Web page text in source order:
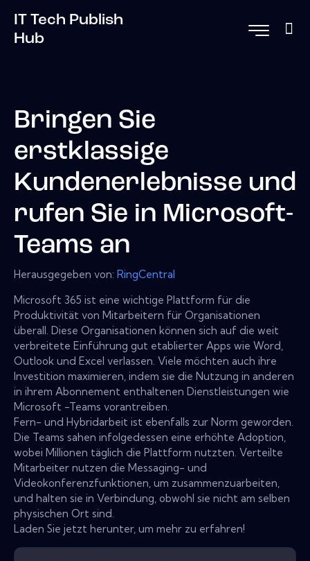
IT Tech Publish
Hub
Bringen Sie
erstklassige
Kundenerlebnisse und
rufen Sie in Microsoft-
Teams an
Herausgegeben von: RingCentral
Microsoft 365 ist eine wichtige Plattform für die
Produktivität von Mitarbeitern für Organisationen
überall. Diese Organisationen können sich auf die weit
verbreitete Einführung gut etablierter Apps wie Word,
Outlook und Excel verlassen. Viele möchten auch ihre
Investition maximieren, indem sie die Nutzung in anderen
in ihrem Abonnement enthaltenen Dienstleistungen wie
Microsoft -Teams vorantreiben.
Fern- und Hybridarbeit ist ebenfalls zur Norm geworden.
Die Teams sahen infolgedessen eine erhöhte Adoption,
wobei Millionen täglich die Plattform nutzten. Verteilte
Mitarbeiter nutzen die Messaging- und
Videokonferenzfunktionen, um zusammenzuarbeiten,
und halten sie in Verbindung, obwohl sie nicht am selben
physischen Ort sind.
Laden Sie jetzt herunter, um mehr zu erfahren!